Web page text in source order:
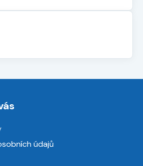
je 5 z 5 hvězdiček.
údajů